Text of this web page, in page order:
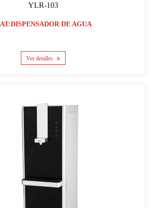
YLR-103
DE AGUA
Ver detalles